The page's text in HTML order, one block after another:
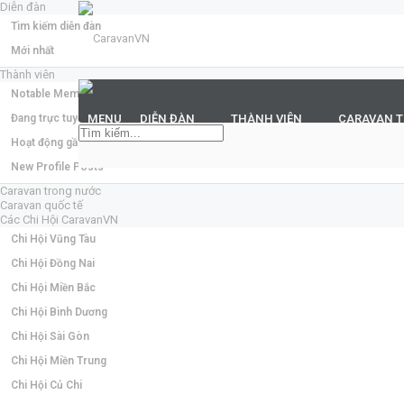
Diễn đàn
Tìm kiếm diễn đàn
Mới nhất
Thành viên
Notable Members
Đang trực tuyến
Hoạt động gần đây
New Profile Posts
Caravan trong nước
Caravan quốc tế
Các Chi Hội CaravanVN
Chi Hội Vũng Tàu
Chi Hội Đồng Nai
Chi Hội Miền Bắc
Chi Hội Bình Dương
Chi Hội Sài Gòn
Chi Hội Miền Trung
Chi Hội Củ Chi
MENU DIỄN ĐÀN THÀNH VIÊN CARAVAN